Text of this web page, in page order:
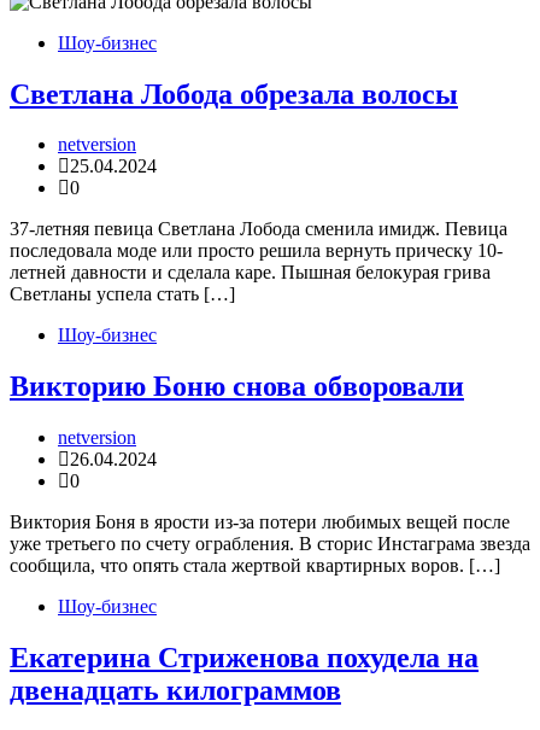
Шоу-бизнес
Светлана Лобода обрезала волосы
netversion
25.04.2024
0
37-летняя певица Светлана Лобода сменила имидж. Певица
последовала моде или просто решила вернуть прическу 10-
летней давности и сделала каре. Пышная белокурая грива
Светланы успела стать […]
Шоу-бизнес
Викторию Боню снова обворовали
netversion
26.04.2024
0
Виктория Боня в ярости из-за потери любимых вещей после
уже третьего по счету ограбления. В сторис Инстаграма звезда
сообщила, что опять стала жертвой квартирных воров. […]
Шоу-бизнес
Екатерина Стриженова похудела на
двенадцать килограммов